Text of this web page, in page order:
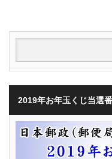
2019年お年玉くじ当選